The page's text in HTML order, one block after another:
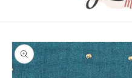
Passa alle
informazioni
sul prodotto